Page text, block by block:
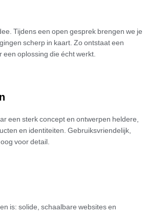
Tijdens een open gesprek brengen we je
scherp in kaart. Zo ontstaat een
oplossing die écht werkt.
een sterk concept en ontwerpen heldere,
en identiteiten. Gebruiksvriendelijk,
voor detail.
is: solide, schaalbare websites en